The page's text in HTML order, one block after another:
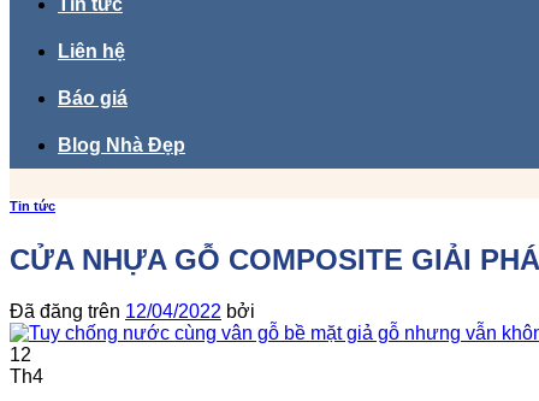
Tin tức
Liên hệ
Báo giá
Blog Nhà Đẹp
Tin tức
CỬA NHỰA GỖ COMPOSITE GIẢI
Đã đăng trên 12/04/2022 bởi
12
Th4